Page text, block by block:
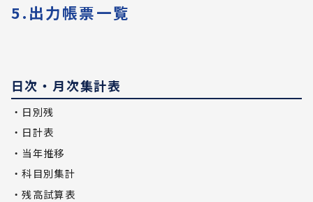
5.出力帳票一覧
日次・月次集計表
・日別残
・日計表
・当年推移
・科目別集計
・残高試算表